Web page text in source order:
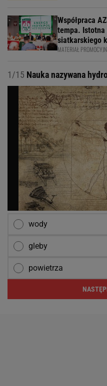
Współpraca
tempa. Istotna
siatkarskiego
MATERIAŁ
1/15 Nauka nazywana
wody
gleby
powietrza